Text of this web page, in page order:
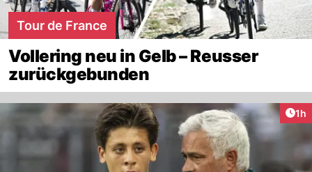
Tour de France
Vollering neu in Gelb – Reusser
zurückgebunden
1h